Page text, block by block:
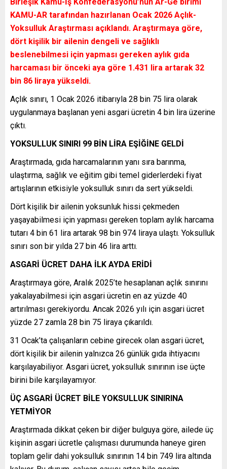
KAMU-AR tarafından hazırlanan Ocak 2026 Açlık-
Yoksulluk Araştırması açıklandı. Araştırmaya göre,
dört kişilik bir ailenin dengeli ve sağlıklı
beslenebilmesi için yapması gereken aylık gıda
harcaması bir önceki aya göre 1.431 lira artarak 32
bin 86 liraya yükseldi.
Açlık sınırı, 1 Ocak 2026 itibarıyla 28 bin 75 lira olarak
uygulanmaya başlanan yeni asgari ücretin 4 bin lira üzerine
çıktı.
YOKSULLUK SINIRI 99 BİN LİRA EŞİĞİNE GELDİ
Araştırmada, gıda harcamalarının yanı sıra barınma,
ulaştırma, sağlık ve eğitim gibi temel giderlerdeki fiyat
artışlarının etkisiyle yoksulluk sınırı da sert yükseldi.
Dört kişilik bir ailenin yoksunluk hissi çekmeden
yaşayabilmesi için yapması gereken toplam aylık harcama
tutarı 4 bin 61 lira artarak 98 bin 974 liraya ulaştı. Yoksulluk
sınırı son bir yılda 27 bin 46 lira arttı.
ASGARİ ÜCRET DAHA İLK AYDA ERİDİ
Araştırmaya göre, Aralık 2025’te hesaplanan açlık sınırını
yakalayabilmesi için asgari ücretin en az yüzde 40
artırılması gerekiyordu. Ancak 2026 yılı için asgari ücret
yüzde 27 zamla 28 bin 75 liraya çıkarıldı.
31 Ocak’ta çalışanların cebine girecek olan asgari ücret,
dört kişilik bir ailenin yalnızca 26 günlük gıda ihtiyacını
karşılayabiliyor. Asgari ücret, yoksulluk sınırının ise üçte
birini bile karşılayamıyor.
ÜÇ ASGARİ ÜCRET BİLE YOKSULLUK SINIRINA
YETMİYOR
Araştırmada dikkat çeken bir diğer bulguya göre, ailede üç
kişinin asgari ücretle çalışması durumunda haneye giren
toplam gelir dahi yoksulluk sınırının 14 bin 749 lira altında